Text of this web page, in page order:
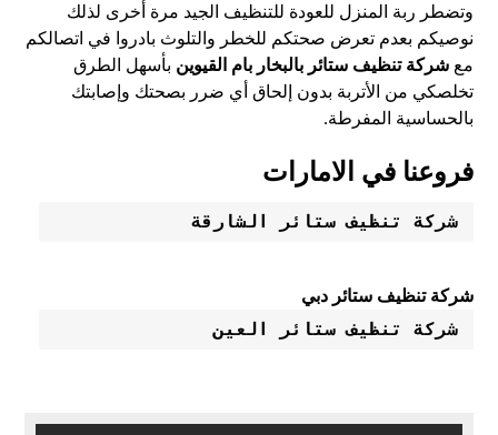
وتضطر ربة المنزل للعودة للتنظيف الجيد مرة أخرى لذلك
نوصيكم بعدم تعرض صحتكم للخطر والتلوث بادروا في اتصالكم
معشركة تنظيف ستائر بالبخار بام القيوين بأسهل الطرق
تخلصكي من الأتربة بدون إلحاق أي ضرر بصحتك وإصابتك
بالحساسية المفرطة.
فروعنا في الامارات
شركة تنظيف ستائر الشارقة
شركة تنظيف ستائر دبي
شركة تنظيف ستائر العين